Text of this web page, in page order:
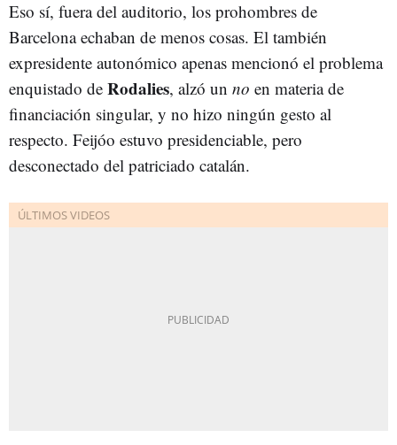
Eso sí, fuera del auditorio, los prohombres de
Barcelona echaban de menos cosas. El también
expresidente autonómico apenas mencionó el problema
enquistado de Rodalies, alzó un no en materia de
financiación singular, y no hizo ningún gesto al
respecto. Feijóo estuvo presidenciable, pero
desconectado del patriciado catalán.